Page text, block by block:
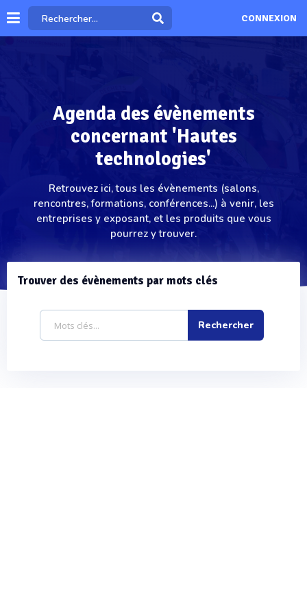
CONNEXION
Agenda des évènements
concernant 'Hautes
technologies'
Retrouvez ici, tous les évènements (salons,
rencontres, formations, conférences...) à venir, les
entreprises y exposant, et les produits que vous
pourrez y trouver.
Trouver des évènements par mots clés